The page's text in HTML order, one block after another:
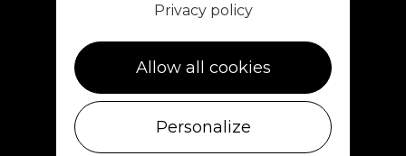
5, rue des Halles
29430 PLOUESCAT
Privacy policy
Allow all cookies
Personalize